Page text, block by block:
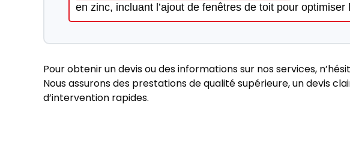
en zinc, incluant l’ajout de fenêtres de toit pour optimiser
Pour obtenir un devis ou des informations sur nos services,
Nous assurons des prestations de qualité supérieure, un devis
d’intervention rapides.